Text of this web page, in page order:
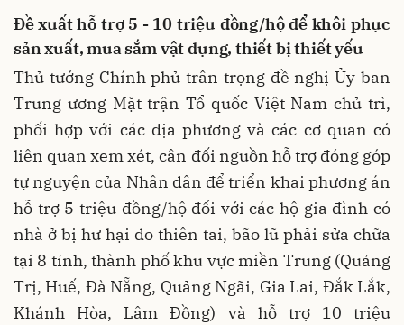
Đề xuất hỗ trợ 5 - 10 triệu đồng/hộ để khôi phục
sản xuất, mua sắm vật dụng, thiết bị thiết yếu
Thủ tướng Chính phủ trân trọng đề nghị Ủy ban
Trung ương Mặt trận Tổ quốc Việt Nam chủ trì,
phối hợp với các địa phương và các cơ quan có
liên quan xem xét, cân đối nguồn hỗ trợ đóng góp
tự nguyện của Nhân dân để triển khai phương án
hỗ trợ 5 triệu đồng/hộ đối với các hộ gia đình có
nhà ở bị hư hại do thiên tai, bão lũ phải sửa chữa
tại 8 tỉnh, thành phố khu vực miền Trung (Quảng
Trị, Huế, Đà Nẵng, Quảng Ngãi, Gia Lai, Đắk Lắk,
Khánh Hòa, Lâm Đồng) và hỗ trợ 10 triệu